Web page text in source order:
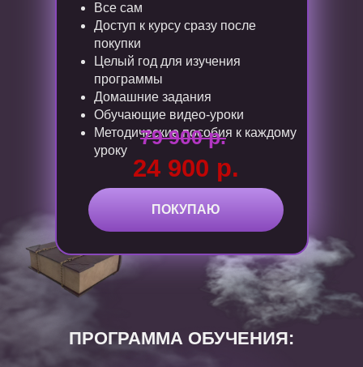
Все сам
Доступ к курсу сразу после
покупки
Целый год для изучения
программы
Домашние задания
Обучающие видео-уроки
Методические пособия к каждому
уроку
ПОКУПАЮ
79 900 р.
24 900 р.
ПРОГРАММА ОБУЧЕНИЯ: